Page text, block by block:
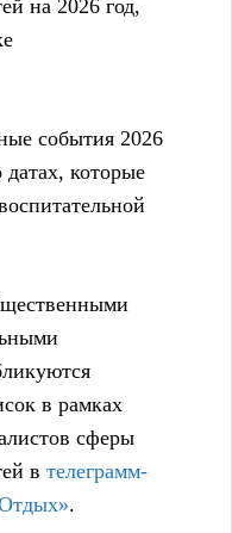
на 2026 год,
события 2026
которые
в рамках
сферы
в телеграмм-
.